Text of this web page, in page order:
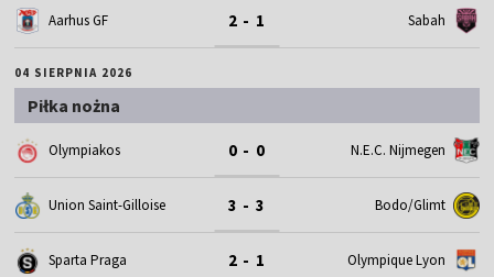
Aarhus GF 2 - 1 Sabah
04 SIERPNIA 2026
Piłka nożna
Olympiakos 0 - 0 N.E.C. Nijmegen
Union Saint-Gilloise 3 - 3 Bodo/Glimt
Sparta Praga 2 - 1 Olympique Lyon